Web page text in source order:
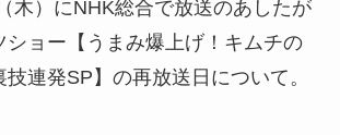
木）にNHK総合で放送のあしたが
ショー【うまみ爆上げ！キムチの
連発SP】の再放送日について。